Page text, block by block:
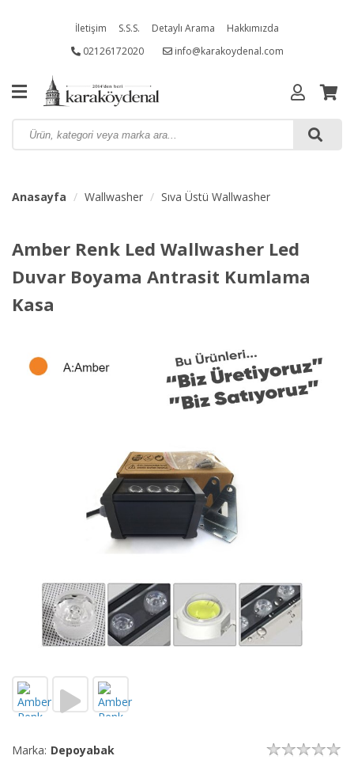
İletişim S.S.S. Detaylı Arama
Hakkımızda
02126172020
info@karakoydenal.com
Anasayfa Wallwasher Sıva Üstü Wallwasher
Amber Renk Led Wallwasher Led
Duvar Boyama Antrasit Kumlama
Kasa
Marka: Depoyabak